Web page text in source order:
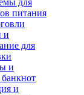
для
питания
и
для
и
и